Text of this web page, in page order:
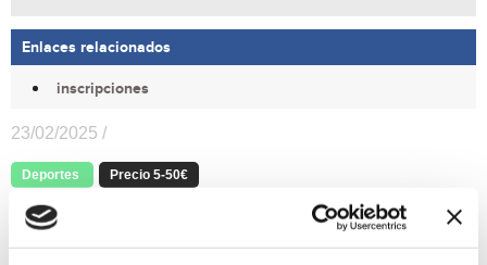
Enlaces relacionados
inscripciones
23/02/2025 /
Deportes Precio 5-50€
1ª Prueba puntuable del 27º Volta a peu Marina Alta y homologado por la
Real
Federación Española de Atletismo (RFEA)